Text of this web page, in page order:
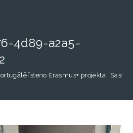
4d89-a2a5-
īsteno Erasmus+ projekta